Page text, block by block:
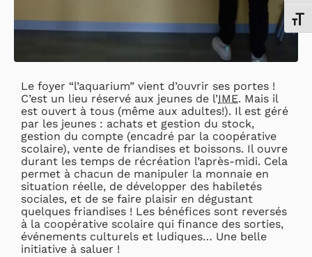
Le foyer “l’aquarium” vient d’ouvrir ses portes !
C’est un lieu réservé aux jeunes de l’IME. Mais il
est ouvert à tous (même aux adultes!). Il est géré
par les jeunes : achats et gestion du stock,
gestion du compte (encadré par la coopérative
scolaire), vente de friandises et boissons. Il ouvre
durant les temps de récréation l’après-midi. Cela
permet à chacun de manipuler la monnaie en
situation réelle, de développer des habiletés
sociales, et de se faire plaisir en dégustant
quelques friandises ! Les bénéfices sont reversés
à la coopérative scolaire qui finance des sorties,
événements culturels et ludiques… Une belle
initiative à saluer !